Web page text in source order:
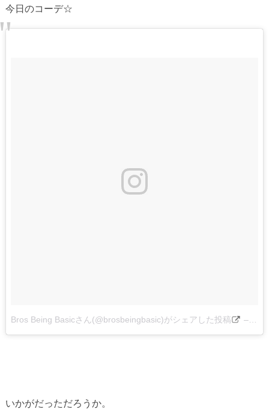
今日のコーデ☆
Bros Being Basicさん(@brosbeingbasic)がシェアした投稿 –
いかがだっただろうか。